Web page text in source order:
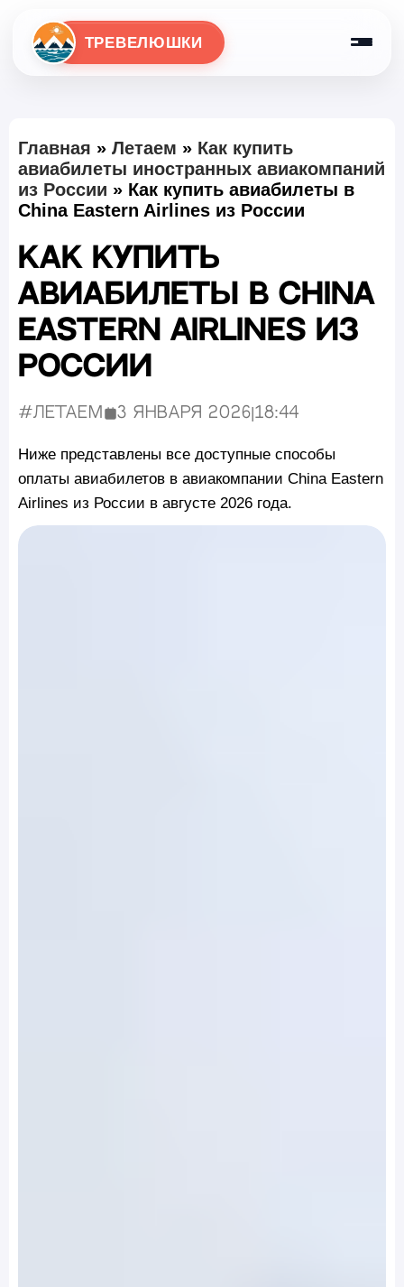
ТРЕВЕЛЮШКИ
Главная » Летаем » Как купить
авиабилеты иностранных авиакомпаний
из России » Как купить авиабилеты в
China Eastern Airlines из России
Как купить
авиабилеты в China
Eastern Airlines из
России
#Летаем Опубликовано:
3 января 2026 |18:44
Ниже представлены все доступные способы
оплаты авиабилетов в авиакомпании China Eastern
Airlines из России в августе 2026 года.